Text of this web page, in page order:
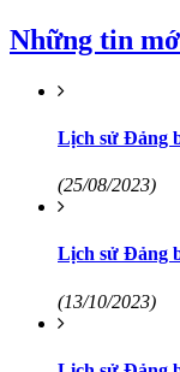
Những tin
Lịch sử Đảng
(25/08/2023)
Lịch sử Đảng
(13/10/2023)